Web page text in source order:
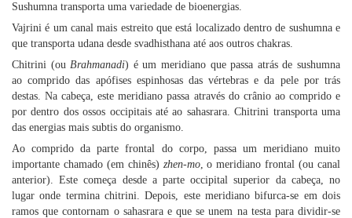
Sushumna transporta uma variedade de bioenergias.
Vajrini é um canal mais estreito que está localizado dentro de sushumna e
que transporta udana desde svadhisthana até aos outros chakras.
Chitrini (ouBrahmanadi) é um meridiano que passa atrás de sushumna
ao comprido das apófises espinhosas das vértebras e da pele por trás
destas. Na cabeça, este meridiano passa através do crânio ao comprido e
por dentro dos ossos occipitais até ao sahasrara. Chitrini transporta uma
das energias mais subtis do organismo.
Ao comprido da parte frontal do corpo, passa um meridiano muito
importante chamado (em chinês) zhen-mo, o meridiano frontal (ou canal
anterior). Este começa desde a parte occipital superior da cabeça, no
lugar onde termina chitrini. Depois, este meridiano bifurca-se em dois
ramos que contornam o sahasrara e que se unem na testa para dividir-se